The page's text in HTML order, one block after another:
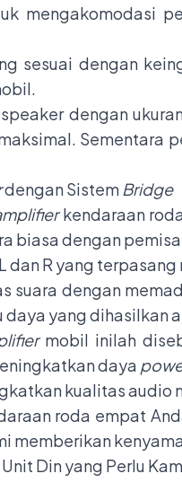
mengakomodasi
sesuai dengan
dengan
Sementara
dengan Sistem Bridge
kendaraan
biasa dengan
L dan R yang
suara dengan
daya yang dihasilkan
mobil inilah
daya
kualitas audio
roda empat
memberikan
Din yang Perlu